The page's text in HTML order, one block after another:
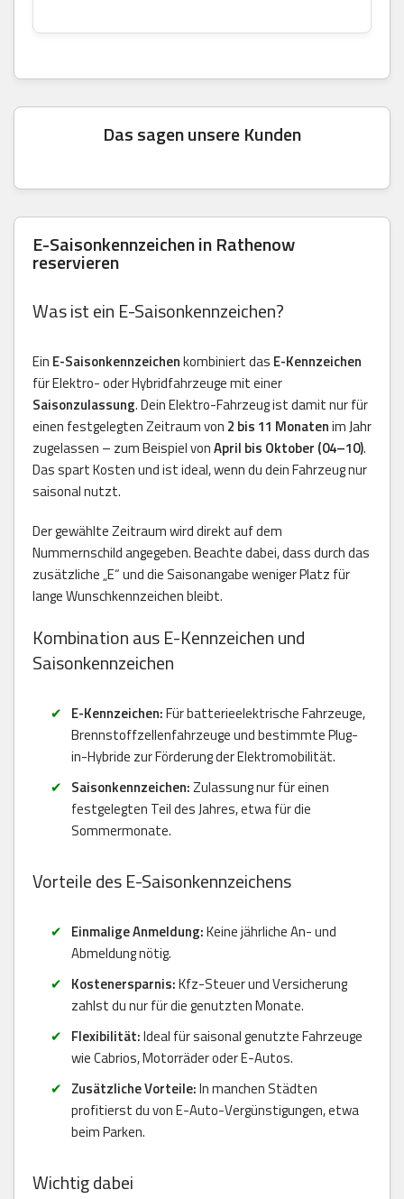
Das sagen unsere Kunden
E-Saisonkennzeichen in Rathenow
reservieren
Was ist ein E-Saisonkennzeichen?
Ein E-Saisonkennzeichenkombiniert das E-Kennzeichen
für Elektro- oder Hybridfahrzeuge mit einer
Saisonzulassung. Dein Elektro-Fahrzeug ist damit nur für
einen festgelegten Zeitraum von 2 bis 11 Monatenim Jahr
zugelassen – zum Beispiel vonApril bis Oktober (04–10).
Das spart Kosten und ist ideal, wenn du dein Fahrzeug nur
saisonal nutzt.
Der gewählte Zeitraum wird direkt auf dem
Nummernschild angegeben. Beachte dabei, dass durch das
zusätzliche „E“ und die Saisonangabe weniger Platz für
lange Wunschkennzeichen bleibt.
Kombination aus E-Kennzeichen und
Saisonkennzeichen
E-Kennzeichen:Für batterieelektrische Fahrzeuge,
Brennstoffzellenfahrzeuge und bestimmte Plug-
in-Hybride zur Förderung der Elektromobilität.
Saisonkennzeichen:Zulassung nur für einen
festgelegten Teil des Jahres, etwa für die
Sommermonate.
Vorteile des E-Saisonkennzeichens
Einmalige Anmeldung:Keine jährliche An- und
Abmeldung nötig.
Kostenersparnis:Kfz-Steuer und Versicherung
zahlst du nur für die genutzten Monate.
Flexibilität:Ideal für saisonal genutzte Fahrzeuge
wie Cabrios, Motorräder oder E-Autos.
Zusätzliche Vorteile:In manchen Städten
profitierst du von E-Auto-Vergünstigungen, etwa
beim Parken.
Wichtig dabei